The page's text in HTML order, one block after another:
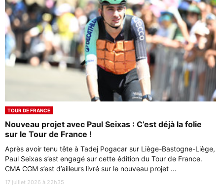
TOUR DE FRANCE
Nouveau projet avec Paul Seixas : C’est déjà la folie
sur le Tour de France !
Après avoir tenu tête à Tadej Pogacar sur Liège-Bastogne-Liège,
Paul Seixas s’est engagé sur cette édition du Tour de France.
CMA CGM s’est d’ailleurs livré sur le nouveau projet ...
17 juillet 2026 à 22h35